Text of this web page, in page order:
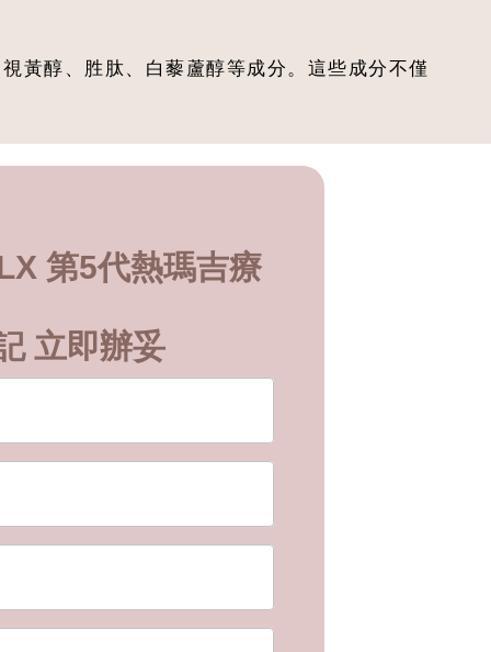
黃醇、胜肽、白藜蘆醇等成分。這些成分不僅
第5代熱瑪吉療
立即辦妥